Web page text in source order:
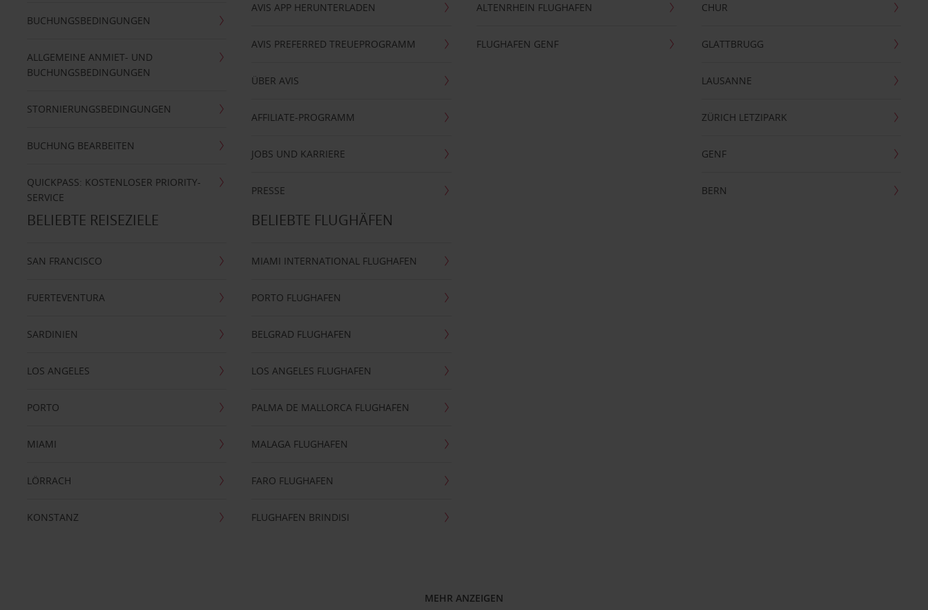
BUCHUNGSBEDINGUNGEN
ALLGEMEINE ANMIET- UND
BUCHUNGSBEDINGUNGEN
STORNIERUNGSBEDINGUNGEN
BUCHUNG BEARBEITEN
QUICKPASS: KOSTENLOSER PRIORITY-
SERVICE
AVIS APP HERUNTERLADEN
AVIS PREFERRED TREUEPROGRAMM
ÜBER AVIS
AFFILIATE-PROGRAMM
JOBS UND KARRIERE
PRESSE
ALTENRHEIN FLUGHAFEN
FLUGHAFEN GENF
CHUR
GLATTBRUGG
LAUSANNE
ZÜRICH LETZIPARK
GENF
BERN
BELIEBTE REISEZIELE
SAN FRANCISCO
FUERTEVENTURA
SARDINIEN
LOS ANGELES
PORTO
MIAMI
LÖRRACH
KONSTANZ
BELIEBTE FLUGHÄFEN
MIAMI INTERNATIONAL FLUGHAFEN
PORTO FLUGHAFEN
BELGRAD FLUGHAFEN
LOS ANGELES FLUGHAFEN
PALMA DE MALLORCA FLUGHAFEN
MALAGA FLUGHAFEN
FARO FLUGHAFEN
FLUGHAFEN BRINDISI
MEHR ANZEIGEN